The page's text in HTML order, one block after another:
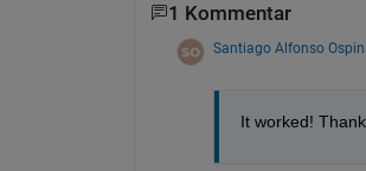
1 Kommentar
Santiago Alfonso
It worked!